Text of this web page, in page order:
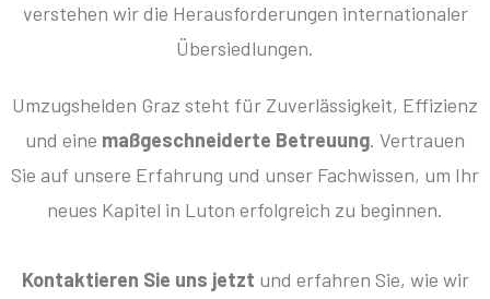
verstehen wir die Herausforderungen internationaler
Übersiedlungen.
Umzugshelden Graz steht für Zuverlässigkeit, Effizienz
und eine maßgeschneiderte Betreuung. Vertrauen
Sie auf unsere Erfahrung und unser Fachwissen, um Ihr
neues Kapitel in Luton erfolgreich zu beginnen.
Kontaktieren Sie uns jetzt und erfahren Sie, wie wir